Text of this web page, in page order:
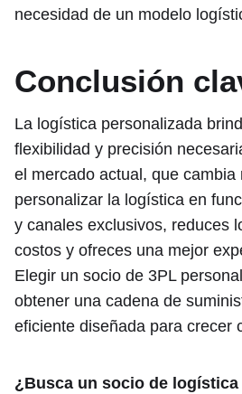
necesidad de un modelo
Conclusión
La logística personalizada
flexibilidad y precisión
el mercado actual, que cambia
personalizar la logística en
y canales exclusivos, reduces
costos y ofreces una mejor
Elegir un socio de 3PL
obtener una cadena de
eficiente diseñada para crecer
¿Busca un socio de logística